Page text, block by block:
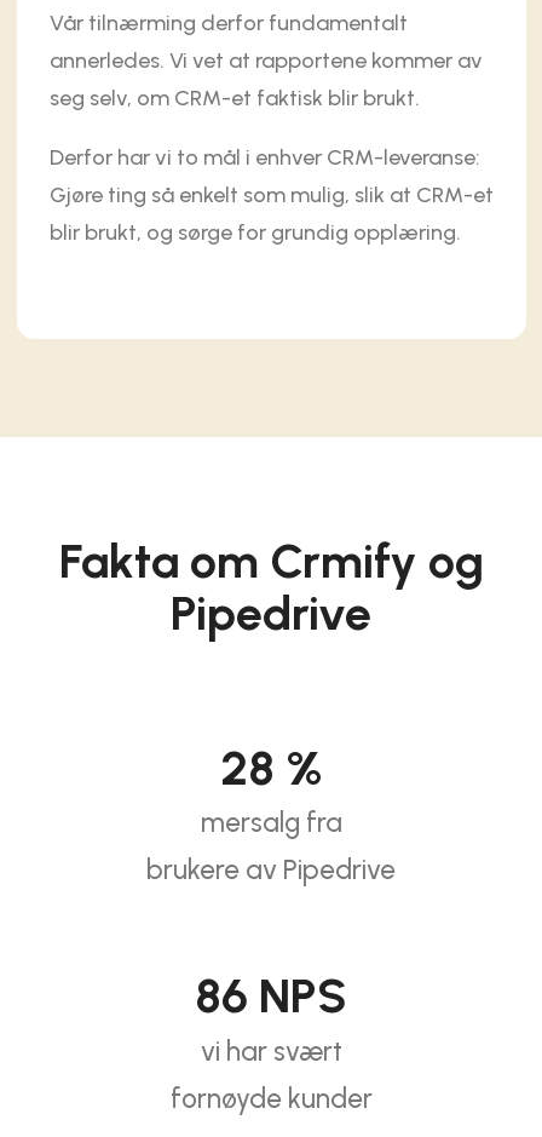
Vår tilnærming derfor fundamentalt
annerledes. Vi vet at rapportene kommer av
seg selv, om CRM-et faktisk blir brukt.
Derfor har vi to mål i enhver CRM-leveranse:
Gjøre ting så enkelt som mulig, slik at CRM-et
blir brukt, og sørge for grundig opplæring.
Fakta om Crmify og
Pipedrive
28 %
mersalg fra
brukere av Pipedrive
86 NPS
vi har svært
fornøyde kunder